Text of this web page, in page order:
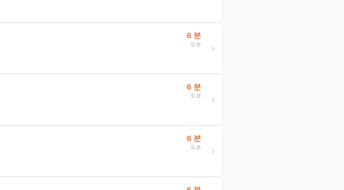
6 분
도보
6 분
도보
6 분
도보